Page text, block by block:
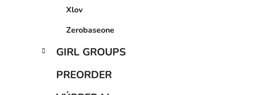
Xlov
Zerobaseone
GIRL GROUPS
PREORDER